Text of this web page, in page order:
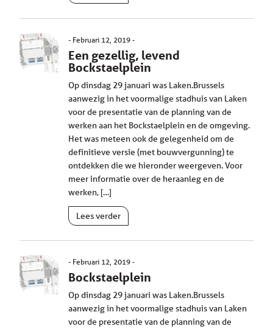
Februari 12, 2019
Een gezellig, levend
Bockstaelplein
Op dinsdag 29 januari was Laken.Brussels
aanwezig in het voormalige stadhuis van Laken
voor de presentatie van de planning van de
werken aan het Bockstaelplein en de omgeving.
Het was meteen ook de gelegenheid om de
definitieve versie (met bouwvergunning) te
ontdekken die we hieronder weergeven. Voor
meer informatie over de heraanleg en de
werken, […]
Lees verder
Februari 12, 2019
Bockstaelplein
Op dinsdag 29 januari was Laken.Brussels
aanwezig in het voormalige stadhuis van Laken
voor de presentatie van de planning van de